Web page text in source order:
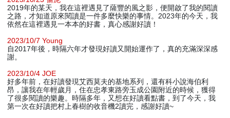
2019年的某天，我在這裡遇見了薩豐的風之影，便開啟了我的閱讀
之路，才知道原來閱讀是一件多麼快樂的事情。2023年的今天，我
依然在這裡遇見一本本的好書，真心感謝好讀！
2023/10/7 Young
自2017年後，時隔六年才發現好讀又開始運作了，真的充滿深深感
謝。
2023/10/4 JOE
好多年前，在好讀發現艾西莫夫的基地系列，還有科小說海伯利
昂，讓我在年輕歲月，住在忠孝東路旁玉成公園附近的時候，獲得
了很多閱讀的樂趣。時隔多年，又想在好讀看點書，到了今天，我
第一次在好讀把村上春樹的收音機2讀完，感謝好讀~